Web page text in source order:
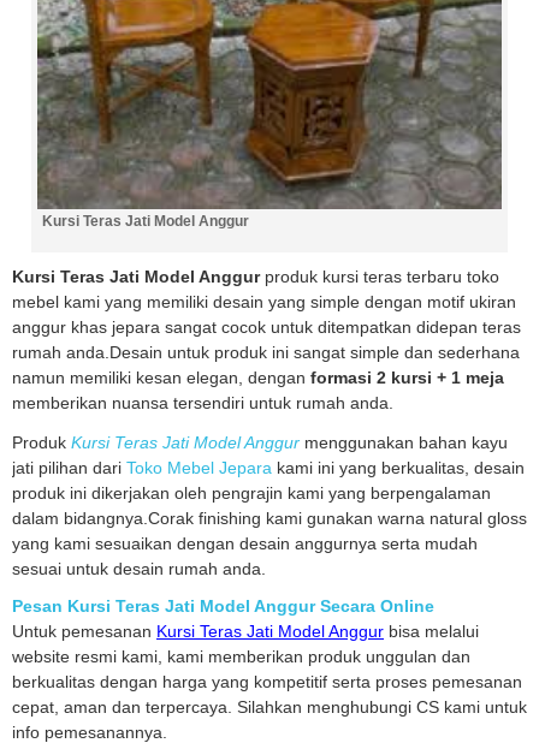
Kursi Teras Jati Model Anggur
Kursi Teras Jati Model Anggurproduk kursi teras terbaru toko
mebel kami yang memiliki desain yang simple dengan motif ukiran
anggur khas jepara sangat cocok untuk ditempatkan didepan teras
rumah anda.Desain untuk produk ini sangat simple dan sederhana
namun memiliki kesan elegan, dengan formasi 2 kursi + 1 meja
memberikan nuansa tersendiri untuk rumah anda.
Produk Kursi Teras Jati Model Anggur menggunakan bahan kayu
jati pilihan dari Toko Mebel Jepara kami ini yang berkualitas, desain
produk ini dikerjakan oleh pengrajin kami yang berpengalaman
dalam bidangnya.Corak finishing kami gunakan warna natural gloss
yang kami sesuaikan dengan desain anggurnya serta mudah
sesuai untuk desain rumah anda.
Pesan Kursi Teras Jati Model Anggur Secara Online
Untuk pemesanan Kursi Teras Jati Model Anggur bisa melalui
website resmi kami, kami memberikan produk unggulan dan
berkualitas dengan harga yang kompetitif serta proses pemesanan
cepat, aman dan terpercaya. Silahkan menghubungi CS kami untuk
info pemesanannya.